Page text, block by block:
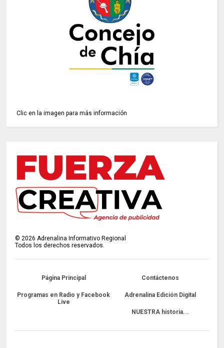
Clic en la imagen para más información
©2026 Adrenalina Informativo Regional
Todos los derechos reservados.
Página Principal Contáctenos
Programas en Radio y Facebook
Live
Adrenalina Edición Digital
NUESTRA historia...